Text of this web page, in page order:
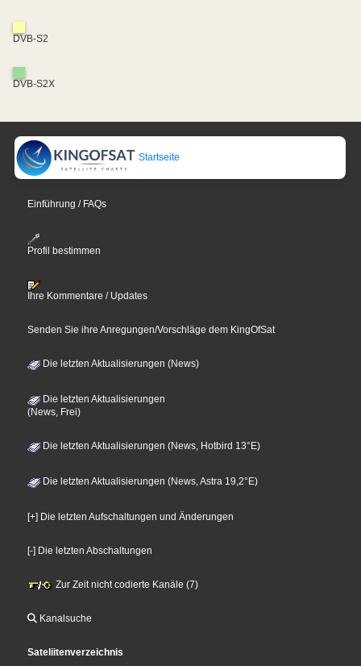
DVB-S2
DVB-S2X
Startseite
Einführung / FAQs
Profil bestimmen
Ihre Kommentare / Updates
Senden Sie ihre Anregungen/Vorschläge dem KingOfSat
Die letzten Aktualisierungen (News)
Die letzten Aktualisierungen
(News, Frei)
Die letzten Aktualisierungen (News, Hotbird 13°E)
Die letzten Aktualisierungen (News, Astra 19,2°E)
[+] Die letzten Aufschaltungen und Änderungen
[-] Die letzten Abschaltungen
Zur Zeit nicht codierte Kanäle (7)
Kanalsuche
Sateliitenverzeichnis